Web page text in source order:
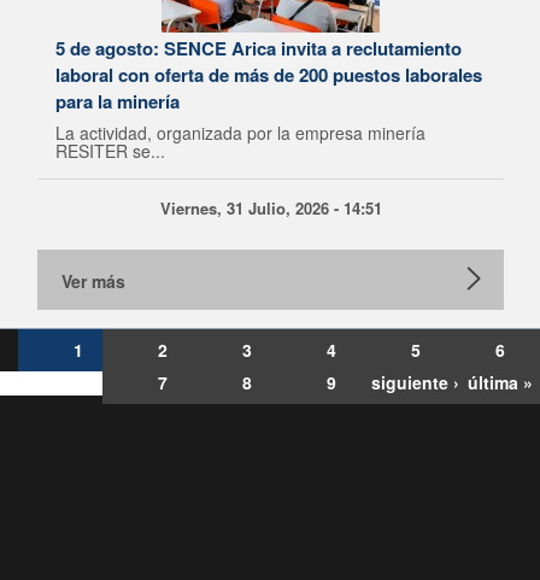
5 de agosto: SENCE Arica invita a reclutamiento
laboral con oferta de más de 200 puestos laborales
para la minería
La actividad, organizada por la empresa minería
RESITER se...
Viernes, 31 Julio, 2026 - 14:51
Ver más
1 2 3 4 5
6
7
8 9 siguiente › última »